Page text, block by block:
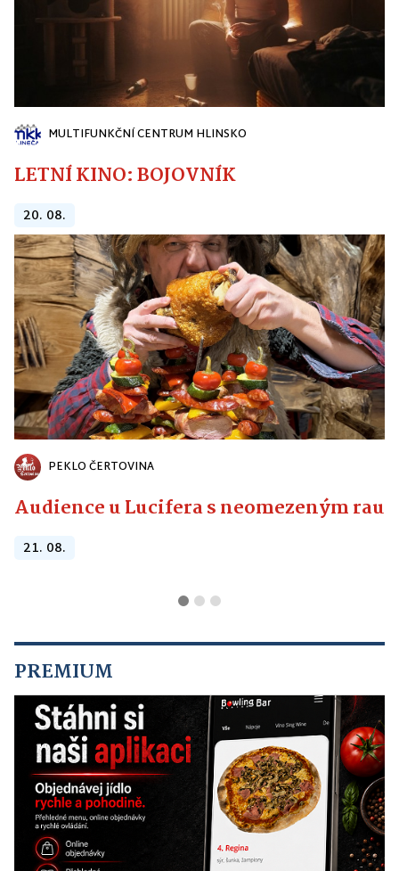
MULTIFUNKČNÍ CENTRUM HLINSKO
LETNÍ KINO: BOJOVNÍK
20. 08.
PEKLO ČERTOVINA
Audience u Lucifera s neomezeným
21. 08.
PREMIUM